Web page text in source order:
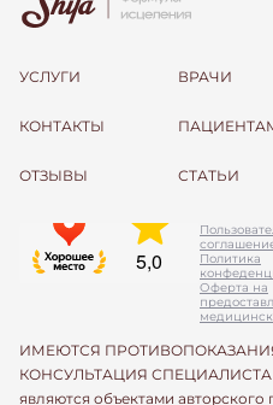
УСЛУГИ ВРАЧИ
КОНТАКТЫ
ОТЗЫВЫ СТАТЬИ
Политика
Оферта на
ИМЕЮТСЯ
КОНСУЛЬТАЦИЯ СПЕЦИАЛИСТА
являются объектами авторского